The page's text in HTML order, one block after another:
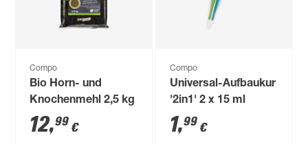
Compo
Bio Horn- und
Knochenmehl 2,5 kg
12,99 €
Compo
Universal-Aufbaukur
'2in1' 2 x 15 ml
1,99 €